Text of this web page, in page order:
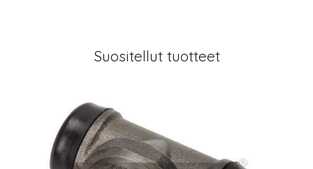
Suositellut tuotteet